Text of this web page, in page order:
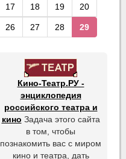
17 18 19 20
26 27 28 29
Кино-Театр.РУ -
энциклопедия
российского театра и
кино Задача этого сайта
в том, чтобы
познакомить вас с миром
кино и театра, дать